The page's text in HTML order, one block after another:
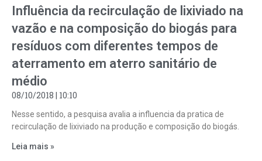
Influência da recirculação de lixiviado na
vazão e na composição do biogás para
resíduos com diferentes tempos de
aterramento em aterro sanitário de
médio
08/10/2018 10:10
Nesse sentido, a pesquisa avalia a influencia da pratica de
recirculação de lixiviado na produção e composição do biogás.
Leia mais »